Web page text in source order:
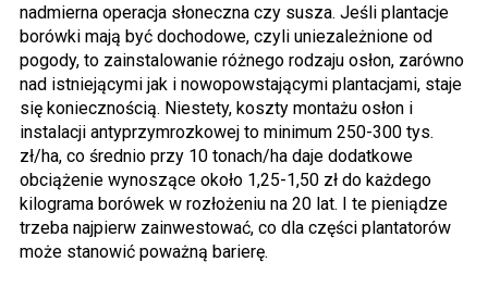
nadmierna operacja słoneczna czy susza. Jeśli plantacje
borówki mają być dochodowe, czyli uniezależnione od
pogody, to zainstalowanie różnego rodzaju osłon, zarówno
nad istniejącymi jak i nowopowstającymi plantacjami, staje
się koniecznością. Niestety, koszty montażu osłon i
instalacji antyprzymrozkowej to minimum 250-300 tys.
zł/ha, co średnio przy 10 tonach/ha daje dodatkowe
obciążenie wynoszące około 1,25-1,50 zł do każdego
kilograma borówek w rozłożeniu na 20 lat. I te pieniądze
trzeba najpierw zainwestować, co dla części plantatorów
może stanowić poważną barierę.